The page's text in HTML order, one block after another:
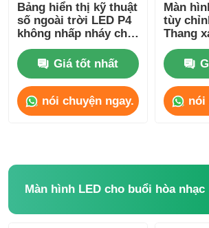
Bảng hiển thị kỹ thuật
số ngoài trời LED P4
không nhấp nháy cho
quảng cáo, nhẹ
Giá tốt nhất
nói chuyện ngay.
Màn
tùy
Thang
Chống
nói
Màn hình LED cho buổi hòa nhạc